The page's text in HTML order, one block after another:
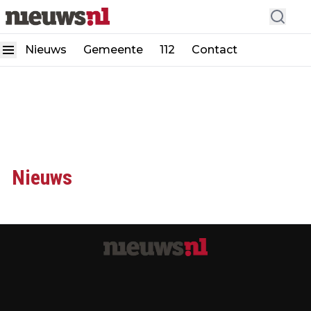
Nieuws Gemeente 112 Contact
Nieuws